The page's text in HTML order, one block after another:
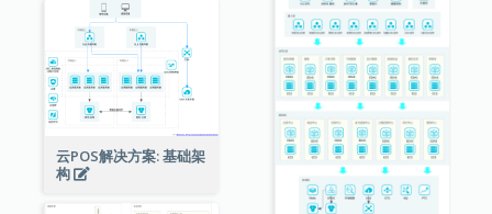
云POS解决方案: 基础架
构